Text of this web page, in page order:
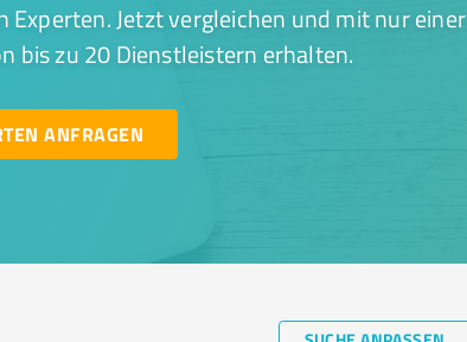
Jetzt vergleichen und mit nur einer
bis zu 20 Dienstleistern erhalten.
ANFRAGEN